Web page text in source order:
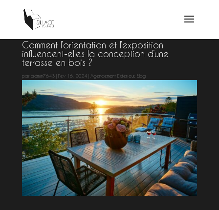
Comment l’orientation et l’exposition
influencent-elles la conception d’une
terrasse en bois ?
par admin7643| Fév 16, 2024 | Agencement Extérieur, Blog